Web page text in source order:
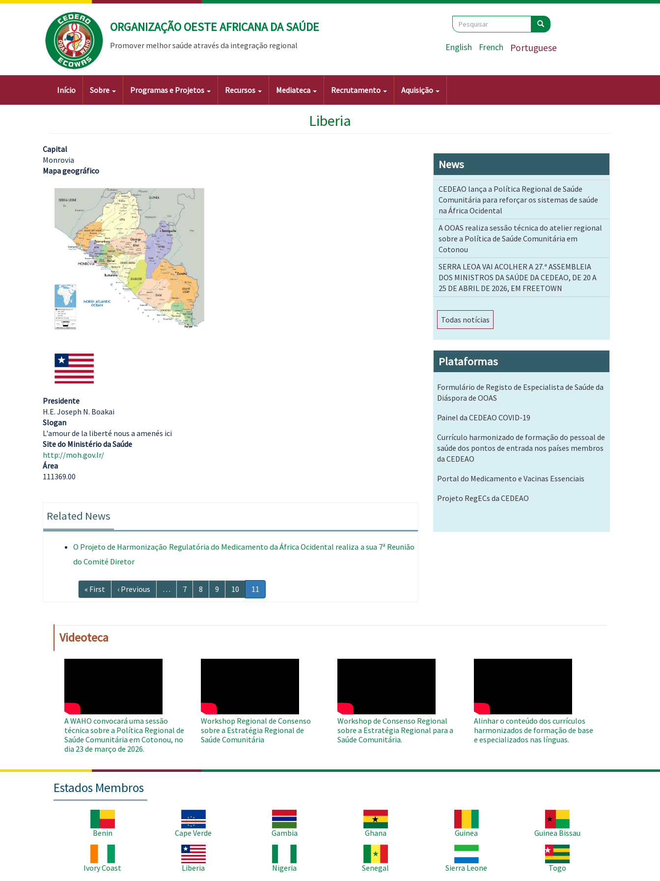
Passar
ORGANIZAÇÃO OESTE AFRICANA DA SAÚDE
Promover melhor saúde através da integração regional
Search
Pesquisar Pesquisar
English French Portuguese
Main
Início Sobre Programas e Projetos Recursos Mediateca Recrutamento Aquisição
Liberia
Capital
Monrovia
Mapa geográfico
Imagem
Presidente
H.E. Joseph N. Boakai
Slogan
L'amour de la liberté nous a amenés ici
Site do Ministério da Saúde
http://moh.gov.lr/
Área
111369.00
Related News
O Projeto de Harmonização Regulatória do Medicamento da África Ocidental realiza a sua 7ª Reunião
do Comité Diretor
Paginação Primeira
página
« First
Página
anterior
‹ Previous … Página
7 Página
8 Página
9 Página
10
Página
atual
11
News
CEDEAO lança a Política Regional de Saúde
Comunitária para reforçar os sistemas de saúde
na África Ocidental
A OOAS realiza sessão técnica do atelier regional
sobre a Política de Saúde Comunitária em
Cotonou
SERRA LEOA VAI ACOLHER A 27.ª ASSEMBLEIA
DOS MINISTROS DA SAÚDE DA CEDEAO, DE 20 A
25 DE ABRIL DE 2026, EM FREETOWN
Todas notícias
Plataformas
Formulário de Registo de Especialista de Saúde da
Diáspora de OOAS
Painel da CEDEAO COVID-19
Currículo harmonizado de formação do pessoal de
saúde dos pontos de entrada nos países membros
da CEDEAO
Portal do Medicamento e Vacinas Essenciais
Projeto RegECs da CEDEAO
Videoteca
A WAHO convocará uma sessão
técnica sobre a Política Regional de
Saúde Comunitária em Cotonou, no
dia 23 de março de 2026.
Workshop Regional de Consenso
sobre a Estratégia Regional de
Saúde Comunitária
Workshop de Consenso Regional
sobre a Estratégia Regional para a
Saúde Comunitária.
Alinhar o conteúdo dos currículos
harmonizados de formação de base
e especializados nas línguas.
Estados Membros
Benin
Cape Verde
Imagem
Gambia
Imagem
Ghana
Guinea
Guinea Bissau
Ivory Coast
Imagem
Liberia
Nigeria
Senegal
Imagem
Sierra Leone
Imagem
Togo